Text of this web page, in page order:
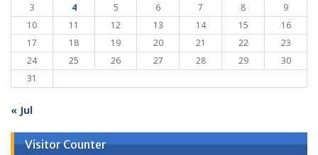
3
4 5 6 7 8
9
10
11 12 13 14 15
16
17
18 19 20 21 22
23
24
25 26 27 28 29
30
31
« Jul
Visitor Counter